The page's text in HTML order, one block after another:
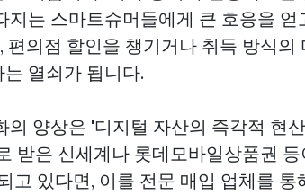
는 스마트슈머들에게 큰 호응을 얻
의점 할인을 챙기거나 취득 방식의
열쇠가 됩니다.
양상은 '디지털 자산의 즉각적 현산
받은 신세계나 롯데모바일상품권 등
고 있다면, 이를 전문 매입 업체를 통